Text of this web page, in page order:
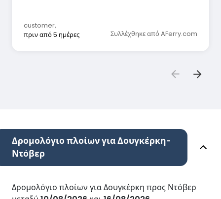
customer,
πριν από 5 ημέρες
Συλλέχθηκε από AFerry.com
Δρομολόγιο πλοίων για Δουγκέρκη-
Ντόβερ
Δρομολόγιο πλοίων για Δουγκέρκη προς Ντόβερ